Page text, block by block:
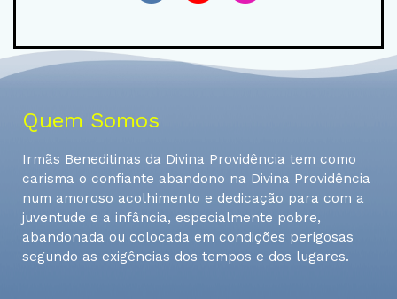
Quem Somos
Irmãs Beneditinas da Divina Providência tem como
carisma o confiante abandono na Divina Providência
num amoroso acolhimento e dedicação para com a
juventude e a infância, especialmente pobre,
abandonada ou colocada em condições perigosas
segundo as exigências dos tempos e dos lugares.